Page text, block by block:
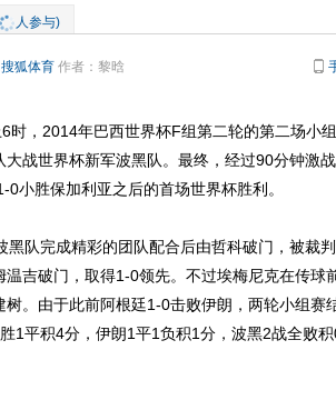
人参与)
搜狐体育 作者：黎晗
，2014年巴西世界杯F组第二轮的第二场小
战世界杯新军波黑队。最终，经过90分钟激
小胜保加利亚之后的首场世界杯胜利。
队完成精彩的团队配合后由哲科破门，被裁判
吉破门，取得1-0领先。不过埃梅尼克在传球
。由于此前阿根廷1-0击败伊朗，两轮小组赛
1平积4分，伊朗1平1负积1分，波黑2战全败